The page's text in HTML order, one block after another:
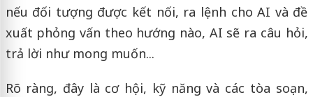
nếu đối tượng được kết nối, ra lệnh cho AI và đề
xuất phỏng vấn theo hướng nào, AI sẽ ra câu hỏi,
trả lời như mong muốn...
Rõ ràng, đây là cơ hội, kỹ năng và các tòa soạn,